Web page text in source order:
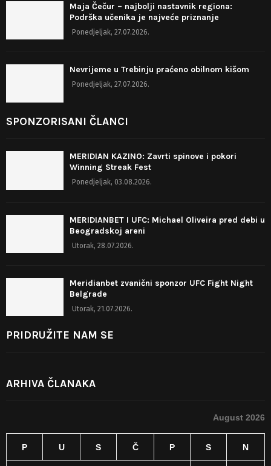
Maja Čečur – najbolji nastavnik regiona:
Podrška učenika je najveće priznanje
Ponedjeljak, 27.07.2026.
Nevrijeme u Trebinju praćeno obilnom kišom
Ponedjeljak, 27.07.2026.
SPONZORISANI ČLANCI
MERIDIAN KAZINO: Zavrti spinove i pokori
Winning Streak Fest
Ponedjeljak, 03.08.2026.
MERIDIANBET I UFC: Michael Oliveira pred debi u
Beogradskoj areni
Utorak, 28.07.2026.
Meridianbet zvanični sponzor UFC Fight Night
Belgrade
Utorak, 21.07.2026.
PRIDRUŽITE NAM SE
ARHIVA ČLANAKA
August 2026
P U S Č P S N